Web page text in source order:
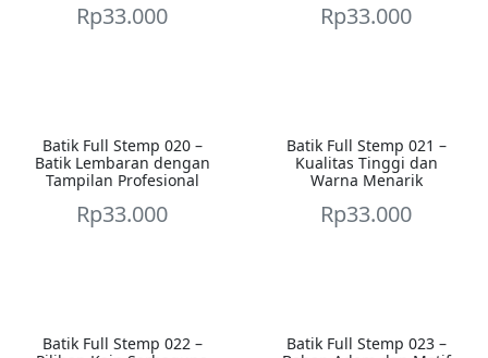
Rp33.000 Rp33.000
Batik Full Stemp 020 –
Batik Lembaran dengan
Tampilan Profesional
Rp33.000
Batik Full Stemp 021 –
Kualitas Tinggi dan
Warna Menarik
Rp33.000
Batik Full Stemp 022 –
Batik Full Stemp 023 –